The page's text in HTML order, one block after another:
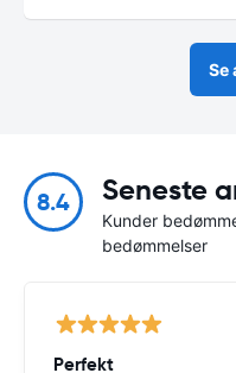
Se
8.4 Seneste
Kunder
bedømmelser
Perfekt